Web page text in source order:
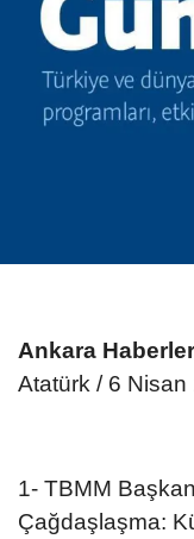
Ankara
Atatürk / 6 Nisan
1- TBMM
Çağdaşlaşma: